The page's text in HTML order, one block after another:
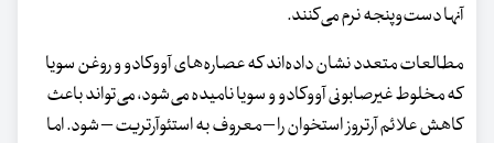
آنها دست‌وپنجه نرم می‌کنند.
مطالعات متعدد نشان داده‌اند که عصاره‌های آووکادو و روغن سویا
که مخلوط غیرصابونی آووکادو و سویا نامیده می‌شود، می‌تواند باعث
کاهش علائم آرتروز استخوان را – معروف به استئوآرتریت – شود. اما